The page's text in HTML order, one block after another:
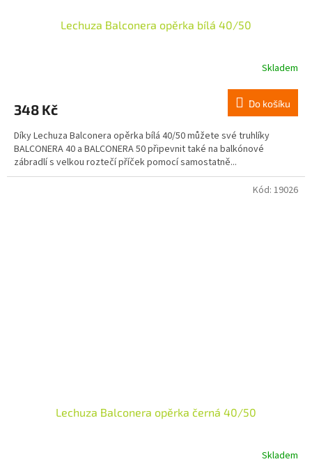
Lechuza Balconera opěrka bílá 40/50
Skladem
348 Kč Do košíku
Díky Lechuza Balconera opěrka bílá 40/50 můžete své truhlíky
BALCONERA 40 a BALCONERA 50 připevnit také na balkónové
zábradlí s velkou roztečí příček pomocí samostatně...
Lechuza Balconera opěrka černá 40/50
Skladem
Kód: 19026